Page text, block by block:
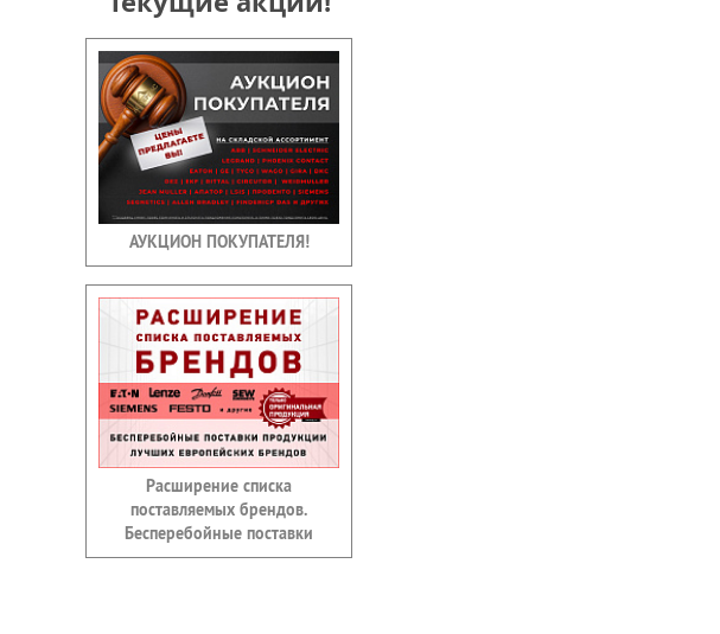
АУКЦИОН ПОКУПАТЕЛЯ!
Расширение списка
поставляемых брендов.
Бесперебойные поставки